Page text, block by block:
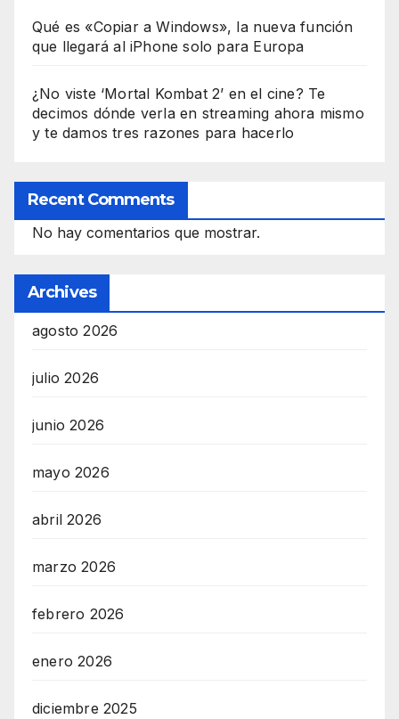
Qué es «Copiar a Windows», la nueva función
que llegará al iPhone solo para Europa
¿No viste ‘Mortal Kombat 2’ en el cine? Te
decimos dónde verla en streaming ahora mismo
y te damos tres razones para hacerlo
Recent Comments
No hay comentarios que mostrar.
Archives
agosto 2026
julio 2026
junio 2026
mayo 2026
abril 2026
marzo 2026
febrero 2026
enero 2026
diciembre 2025